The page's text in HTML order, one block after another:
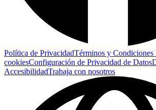
Política de PrivacidadTérminos y Condiciones
cookiesConfiguración de Privacidad de Datos
AccesibilidadTrabaja con nosotros